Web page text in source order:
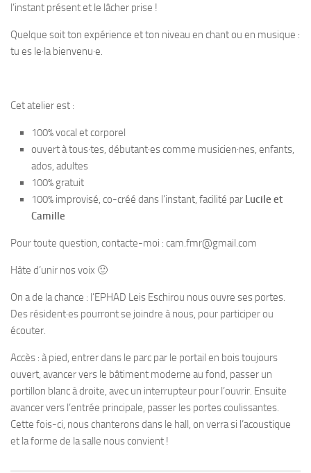
l’instant présent et le lâcher prise !
Quelque soit ton expérience et ton niveau en chant ou en musique :
tu es le·la bienvenu·e.
Cet atelier est :
100% vocal et corporel
ouvert à tous·tes, débutant·es comme musicien·nes, enfants,
ados, adultes
100% gratuit
100% improvisé, co-créé dans l’instant, facilité par Lucile et
Camille
Pour toute question, contacte-moi : cam.fmr@gmail.com
Hâte d’unir nos voix 🙂
On a de la chance : l’EPHAD Leis Eschirou nous ouvre ses portes.
Des résident·es pourront se joindre à nous, pour participer ou
écouter.
Accès : à pied, entrer dans le parc par le portail en bois toujours
ouvert, avancer vers le bâtiment moderne au fond, passer un
portillon blanc à droite, avec un interrupteur pour l’ouvrir. Ensuite
avancer vers l’entrée principale, passer les portes coulissantes.
Cette fois-ci, nous chanterons dans le hall, on verra si l’acoustique
et la forme de la salle nous convient !